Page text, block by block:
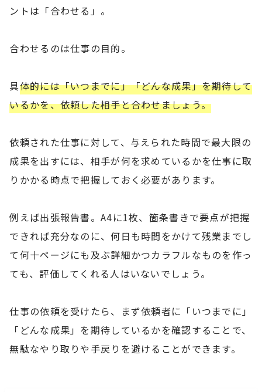
ントは「合わせる」。
合わせるのは仕事の目的。
具体的には「いつまでに」「どんな成果」を期待して
いるかを、依頼した相手と合わせましょう。
依頼された仕事に対して、与えられた時間で最大限の
成果を出すには、相手が何を求めているかを仕事に取
りかかる時点で把握しておく必要があります。
例えば出張報告書。A4に1枚、箇条書きで要点が把握
できれば充分なのに、何日も時間をかけて残業までし
て何十ページにも及ぶ詳細かつカラフルなものを作っ
ても、評価してくれる人はいないでしょう。
仕事の依頼を受けたら、まず依頼者に「いつまでに」
「どんな成果」を期待しているかを確認することで、
無駄なやり取りや手戻りを避けることができます。